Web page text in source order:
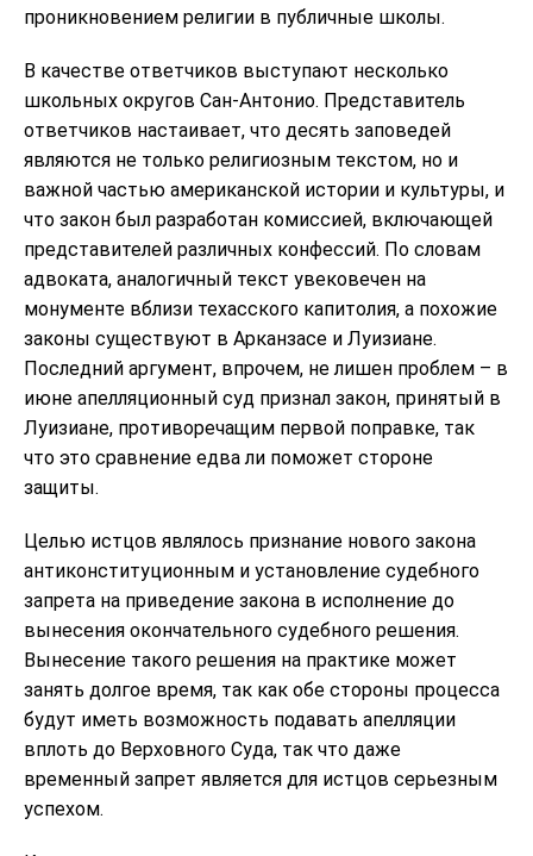
проникновением религии в публичные школы.
В качестве ответчиков выступают несколько
школьных округов Сан-Антонио. Представитель
ответчиков настаивает, что десять заповедей
являются не только религиозным текстом, но и
важной частью американской истории и культуры, и
что закон был разработан комиссией, включающей
представителей различных конфессий. По словам
адвоката, аналогичный текст увековечен на
монументе вблизи техасского капитолия, а похожие
законы существуют в Арканзасе и Луизиане.
Последний аргумент, впрочем, не лишен проблем – в
июне апелляционный суд признал закон, принятый в
Луизиане, противоречащим первой поправке, так
что это сравнение едва ли поможет стороне
защиты.
Целью истцов являлось признание нового закона
антиконституционным и установление судебного
запрета на приведение закона в исполнение до
вынесения окончательного судебного решения.
Вынесение такого решения на практике может
занять долгое время, так как обе стороны процесса
будут иметь возможность подавать апелляции
вплоть до Верховного Суда, так что даже
временный запрет является для истцов серьезным
успехом.